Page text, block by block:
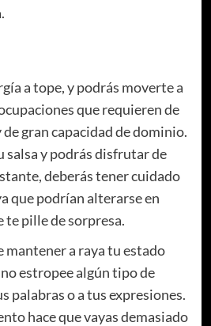
a tope, y podrás moverte a
que requieren de
gran capacidad de dominio.
salsa y podrás disfrutar de
deberás tener cuidado
que podrían alterarse en
te pille de sorpresa.
mantener a raya tu estado
estropee algún tipo de
palabras o a tus expresiones.
hace que vayas demasiado